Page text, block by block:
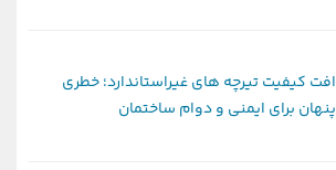
افت کیفیت تیرچه های غیراستاندارد؛ خطری
پنهان برای ایمنی و دوام ساختمان